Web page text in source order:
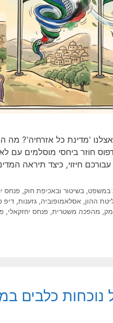
'מדינת כל אזרחיה'? מה
חוזר ביחסי מוסלמים עם
חיזוי, כיצד תיראה
במשפט, בשיטור ובאכיפת חוק, פנחס
ההון, אסלאמופוביה, גזענות, דיפ
, מהפכה משטרית, פנחס יחזקאלי,
כלבים